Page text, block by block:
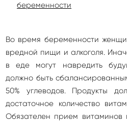
беременности
Во время беременности
вредной пищи и алкоголя.
в еде могут навредить
должно быть
50% углеводов. Продукты
достаточное количество
Обязателен прием